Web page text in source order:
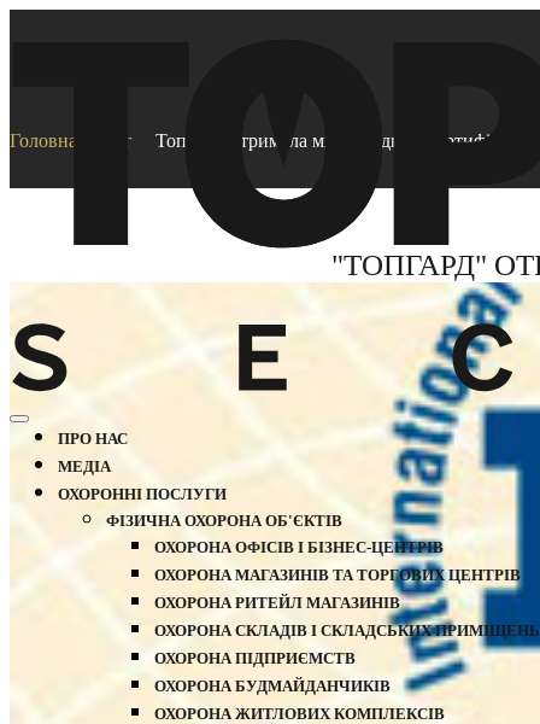
ПРО НАС
МЕДІА
ОХОРОННІ ПОСЛУГИ
ФІЗИЧНА ОХОРОНА ОБ'ЄКТІВ
ОХОРОНА ОФІСІВ І БІЗНЕС-ЦЕНТРІВ
ОХОРОНА МАГАЗИНІВ ТА ТОРГОВИХ ЦЕНТРІВ
ОХОРОНА РИТЕЙЛ МАГАЗИНІВ
ОХОРОНА СКЛАДІВ І СКЛАДСЬКИХ ПРИМІЩЕНЬ
ОХОРОНА ПІДПРИЄМСТВ
ОХОРОНА БУДМАЙДАНЧИКІВ
ОХОРОНА ЖИТЛОВИХ КОМПЛЕКСІВ
Головна Блог ТопГард отримала міжнародний сертифікат
"ТОПГАРД"